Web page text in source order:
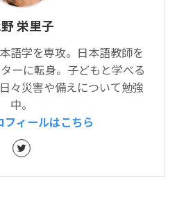
栄里子
語学を専攻。日本語教師を
ーに転身。子どもと学べる
々災害や備えについて勉強
中。
フィールはこちら